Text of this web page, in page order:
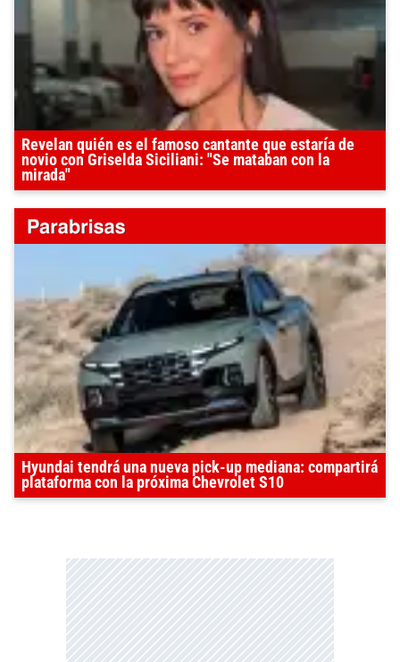
Revelan quién es el famoso cantante que estaría de
novio con Griselda Siciliani: "Se mataban con la
mirada"
Hyundai tendrá una nueva pick-up mediana: compartirá
plataforma con la próxima Chevrolet S10